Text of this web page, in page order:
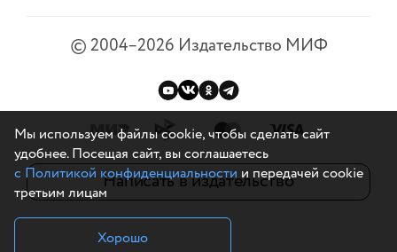
©2004–2026 Издательство МИФ
Написать в издательство
Мы используем файлы cookie, чтобы сделать сайт
удобнее. Посещая сайт, вы соглашаетесь
с Политикой конфиденциальностии передачей cookie
третьим лицам
Хорошо